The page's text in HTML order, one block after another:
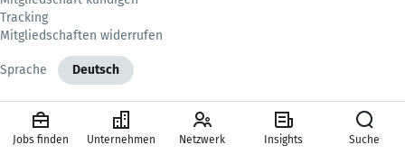
Tracking
Mitgliedschaften widerrufen
Sprache Deutsch
Jobs finden Unternehmen Netzwerk Insights Suche